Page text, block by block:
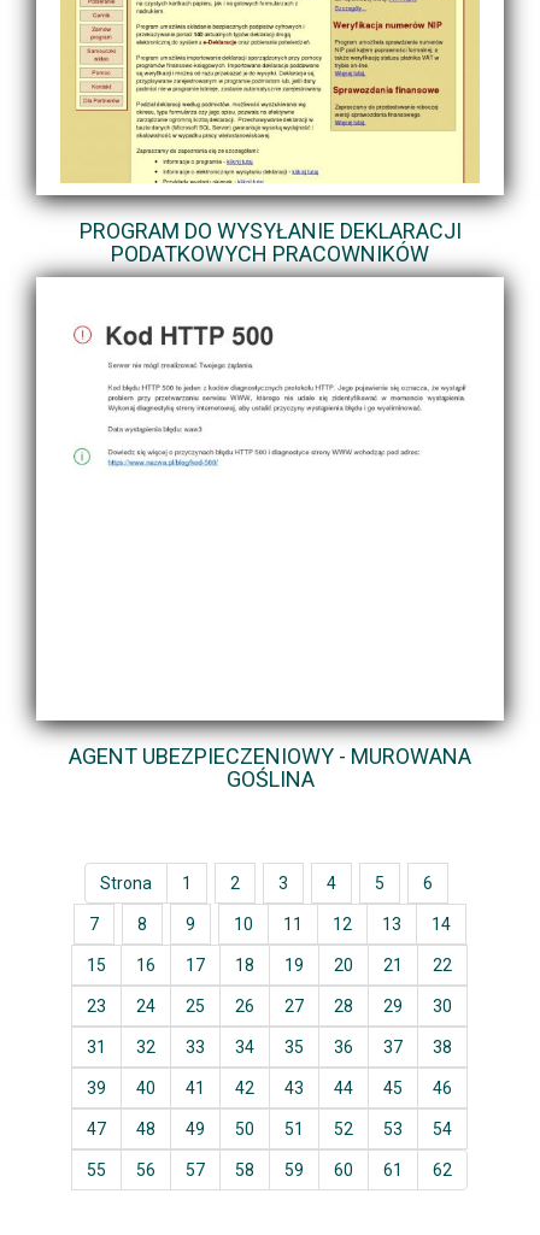
PROGRAM DO WYSYŁANIE DEKLARACJI
PODATKOWYCH PRACOWNIKÓW
AGENT UBEZPIECZENIOWY - MUROWANA
GOŚLINA
Strona 1 2 3 4 5 6
7 8 9 10 11 12 13 14
15 16 17 18 19 20 21 22
23 24 25 26 27 28 29 30
31 32 33 34 35 36 37 38
39 40 41 42 43 44 45 46
47 48 49 50 51 52 53 54
55 56 57 58 59 60 61 62